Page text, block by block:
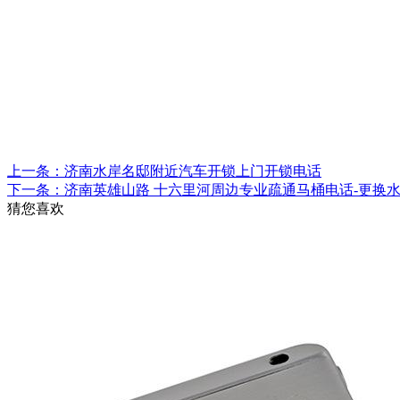
上一条：济南水岸名邸附近汽车开锁上门开锁电话
下一条：济南英雄山路 十六里河周边专业疏通马桶电话-更换
猜您喜欢